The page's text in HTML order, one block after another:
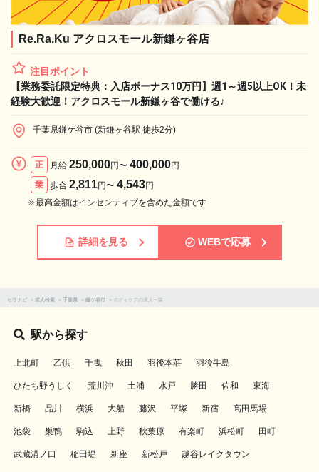
Re.Ra.Ku アクロスモール新鎌ヶ谷店
注目ポイント
【業務委託限定特典：入店ボーナス10万円】週1～週5以上OK！未
経験大歓迎！アクロスモール新鎌ヶ谷で働ける♪
千葉県鎌ケ谷市 (新鎌ヶ谷駅 徒歩2分)
正 月給 250,000円〜 400,000円
業
歩合 2,811円〜 4,543円
※最高金額はインセンティブを含めた金額です
詳細を見る WEBで応募
セラナビ > 求人検索 > 千葉県 > 鎌ケ谷市 > ボディケアの求人一覧
駅から探す
上北町 乙供 千曳 秋田 羽後本荘 羽後牛島
ひたち野うしく 荒川沖 土浦 水戸 勝田 佐和 東海
新橋 品川 横浜 大船 藤沢 平塚 新宿 高田馬場
池袋 巣鴨 駒込 上野 秋葉原 有楽町 浜松町 田町
武蔵溝ノ口 稲田堤 新座 新松戸 越谷レイクタウン